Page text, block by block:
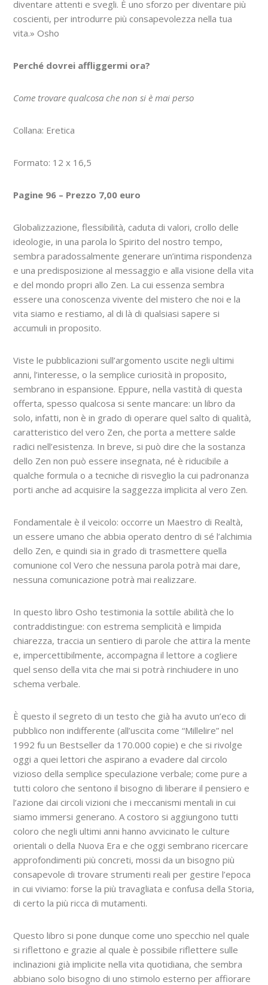
diventare attenti e svegli. È uno sforzo per diventare più
coscienti, per introdurre più consapevolezza nella tua
vita.» Osho
Perché dovrei affliggermi ora?
Come trovare qualcosa che non si è mai perso
Collana: Eretica
Formato: 12 x 16,5
Pagine 96 – Prezzo 7,00 euro
Globalizzazione, flessibilità, caduta di valori, crollo delle
ideologie, in una parola lo Spirito del nostro tempo,
sembra paradossalmente generare un’intima rispondenza
e una predisposizione al messaggio e alla visione della vita
e del mondo propri allo Zen. La cui essenza sembra
essere una conoscenza vivente del mistero che noi e la
vita siamo e restiamo, al di là di qualsiasi sapere si
accumuli in proposito.
Viste le pubblicazioni sull’argomento uscite negli ultimi
anni, l’interesse, o la semplice curiosità in proposito,
sembrano in espansione. Eppure, nella vastità di questa
offerta, spesso qualcosa si sente mancare: un libro da
solo, infatti, non è in grado di operare quel salto di qualità,
caratteristico del vero Zen, che porta a mettere salde
radici nell’esistenza. In breve, si può dire che la sostanza
dello Zen non può essere insegnata, né è riducibile a
qualche formula o a tecniche di risveglio la cui padronanza
porti anche ad acquisire la saggezza implicita al vero Zen.
Fondamentale è il veicolo: occorre un Maestro di Realtà,
un essere umano che abbia operato dentro di sé l’alchimia
dello Zen, e quindi sia in grado di trasmettere quella
comunione col Vero che nessuna parola potrà mai dare,
nessuna comunicazione potrà mai realizzare.
In questo libro Osho testimonia la sottile abilità che lo
contraddistingue: con estrema semplicità e limpida
chiarezza, traccia un sentiero di parole che attira la mente
e, impercettibilmente, accompagna il lettore a cogliere
quel senso della vita che mai si potrà rinchiudere in uno
schema verbale.
È questo il segreto di un testo che già ha avuto un’eco di
pubblico non indifferente (all’uscita come “Millelire” nel
1992 fu un Bestseller da 170.000 copie) e che si rivolge
oggi a quei lettori che aspirano a evadere dal circolo
vizioso della semplice speculazione verbale; come pure a
tutti coloro che sentono il bisogno di liberare il pensiero e
l’azione dai circoli vizioni che i meccanismi mentali in cui
siamo immersi generano. A costoro si aggiungono tutti
coloro che negli ultimi anni hanno avvicinato le culture
orientali o della Nuova Era e che oggi sembrano ricercare
approfondimenti più concreti, mossi da un bisogno più
consapevole di trovare strumenti reali per gestire l’epoca
in cui viviamo: forse la più travagliata e confusa della Storia,
di certo la più ricca di mutamenti.
Questo libro si pone dunque come uno specchio nel quale
si riflettono e grazie al quale è possibile riflettere sulle
inclinazioni già implicite nella vita quotidiana, che sembra
abbiano solo bisogno di uno stimolo esterno per affiorare